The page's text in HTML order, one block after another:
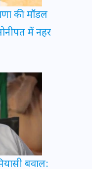
की मॉडल
में नहर
बवाल: